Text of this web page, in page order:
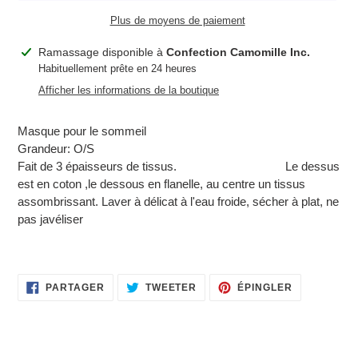
Plus de moyens de paiement
Ajout
produit
panier
Ramassage disponible à Confection Camomille Inc.
Habituellement prête en 24 heures
Afficher les informations de la boutique
Masque pour le sommeil
Grandeur: O/S
Fait de 3 épaisseurs de tissus. Le dessus
est en coton ,le dessous en flanelle, au centre un tissus
assombrissant. Laver à délicat à l'eau froide, sécher à plat, ne
pas javéliser
PARTAGER PARTAGER
SUR
TWEETER TWEETER
SUR
ÉPINGLER